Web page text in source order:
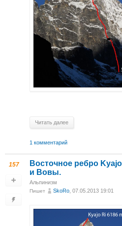
Читать далее
1 комментарий
157
Восточное ребро
и Вовы.
Альпинизм
Пишет SkoRo , 07.05.2013 19:01